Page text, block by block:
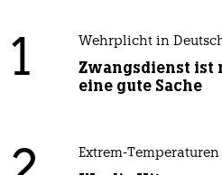
1 Wehrplicht in
Zwangsdienst ist
eine gute Sache
Extrem-Temperaturen